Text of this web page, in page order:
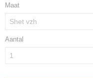
Maat
Aantal